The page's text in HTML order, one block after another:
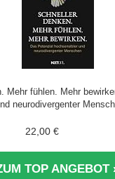
Mehr fühlen. Mehr
neurodivergenter
22,00 €
TOP ANGEBOT